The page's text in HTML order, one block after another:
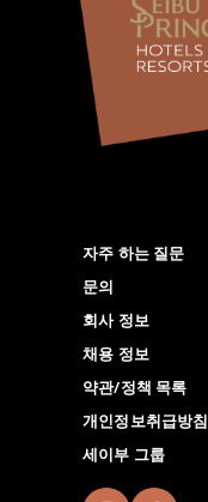
자주 하는 질문
문의
회사 정보
채용 정보
약관/정책 목록
개인정보취급방침
세이부 그룹